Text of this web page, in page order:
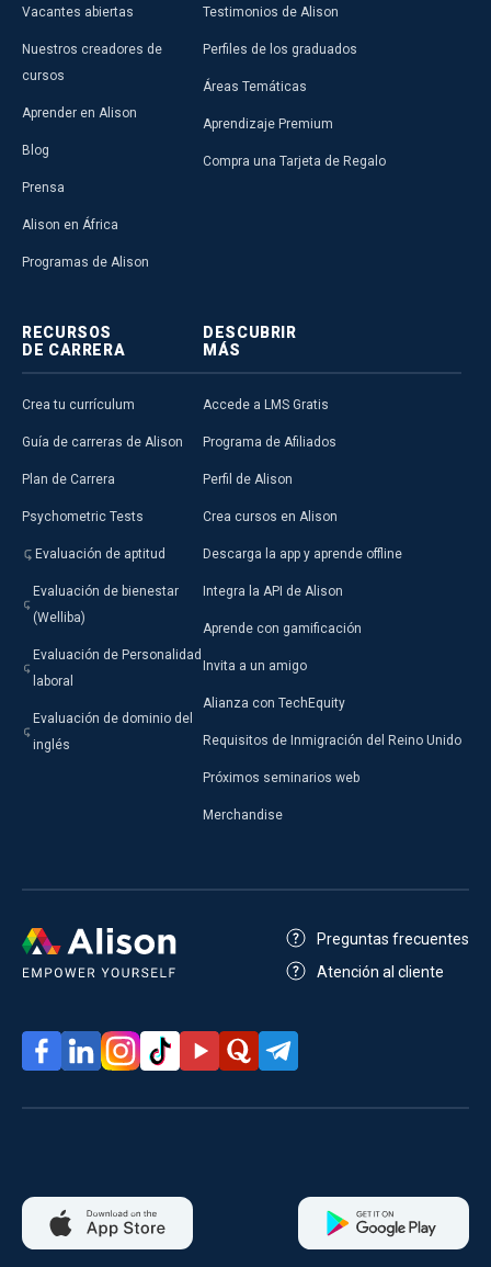
Vacantes abiertas
Nuestros creadores de
cursos
Aprender en Alison
Blog
Prensa
Alison en África
Programas de Alison
Testimonios de Alison
Perfiles de los graduados
Áreas Temáticas
Aprendizaje Premium
Compra una Tarjeta de Regalo
RECURSOS
DE CARRERA
Crea tu currículum
Guía de carreras de Alison
Plan de Carrera
Psychometric Tests
Evaluación de aptitud
Evaluación de bienestar
(Welliba)
Evaluación de Personalidad
laboral
Evaluación de dominio del
inglés
DESCUBRIR
MÁS
Accede a LMS Gratis
Programa de Afiliados
Perfil de Alison
Crea cursos en Alison
Descarga la app y aprende offline
Integra la API de Alison
Aprende con gamificación
Invita a un amigo
Alianza con TechEquity
Requisitos de Inmigración del Reino Unido
Próximos seminarios web
Merchandise
Preguntas frecuentes
Atención al cliente